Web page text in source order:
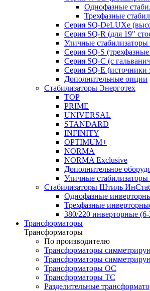
Однофазные
Трехфазные
Серия SQ-DeLUXe
Серия SQ-R (для 19"
Уличные
Серия SQ-S
Серия SQ-C (с
Cерия SQ-E (источники
Дополнительные опции
Стабилизаторы Энерготех
TOP
PRIME
UNIVERSAL
STANDARD
INFINITY
OPTIMUM+
NORMA
NORMA Exclusive
Дополнительное
Уличные
Стабилизаторы Штиль
Однофазные
Трехфазные
380/220 инверторные
Трансформаторы
Трансформаторы
По производителю
Трансформаторы
Трансформаторы
Трансформаторы ОС
Трансформаторы ТС
Разделительные